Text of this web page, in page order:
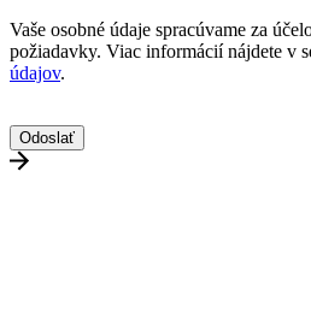
Vaše osobné údaje spracúvame za
požiadavky. Viac informácií nájdete v
údajov.